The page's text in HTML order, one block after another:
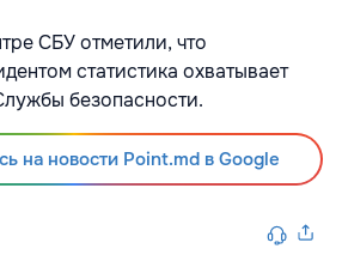
СБУ отметили, что
статистика охватывает
безопасности.
на новости Point.md в Google